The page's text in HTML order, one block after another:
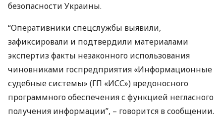
безопасности Украины.
“Оперативники спецслужбы выявили,
зафиксировали и подтвердили материалами
экспертиз факты незаконного использования
чиновниками госпредприятия «Информационные
судебные системы» (ГП «ИСС») вредоносного
программного обеспечения с функцией негласного
получения информации”, – говорится в сообщении.